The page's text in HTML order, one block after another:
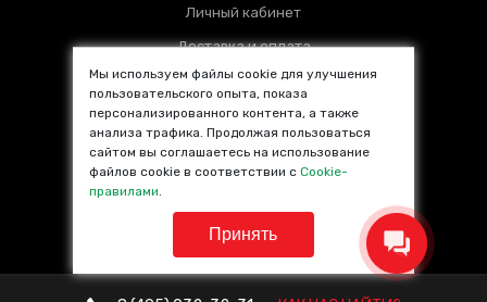
Личный кабинет
Доставка и оплата
Установочные центры
Контакты
SALE %
Популярные товары
Мы используем файлы cookie для улучшения
пользовательского опыта, показа
персонализированного контента, а также
анализа трафика. Продолжая пользоваться
сайтом вы соглашаетесь на использование
файлов cookie в соответствии сCookie-
правилами.
Принять